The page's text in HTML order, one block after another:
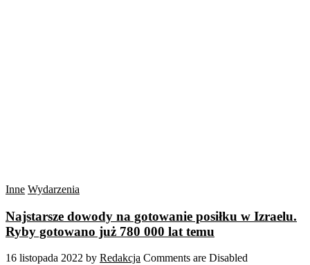
Inne Wydarzenia
Najstarsze dowody na gotowanie posiłku w Izraelu.
Ryby gotowano już 780 000 lat temu
16 listopada 2022 by Redakcja Comments are Disabled